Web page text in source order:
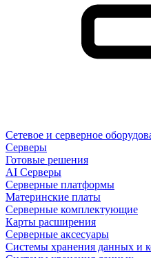
Сетевое и серверное
Cерверы
Готовые решения
AI Серверы
Серверные платформы
Материнские платы
Серверные комплектующие
Карты расширения
Серверные аксесуары
Системы хранения данных и